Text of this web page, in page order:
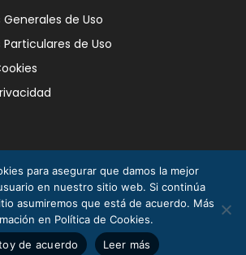
de Uso
de Uso
Sáhara ® Juan Piqueras 2003-2013
Veteranos Mili Sáhara 2025
para asegurar que damos la mejor
en nuestro sitio web. Si continúa
asumiremos que está de acuerdo. Más
en Política de Cookies.
de acuerdo
Leer más